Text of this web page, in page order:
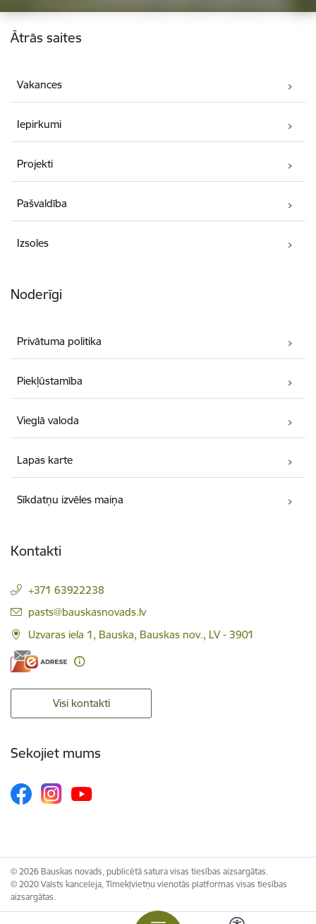
Kājene
Ātrās saites
Vakances
Iepirkumi
Projekti
Pašvaldība
Izsoles
Noderīgi
Privātuma politika
Piekļūstamība
Vieglā valoda
Lapas karte
Sīkdatņu izvēles maiņa
Kontakti
+371 63922238
E-pasts:
pasts@bauskasnovads.lv
Uzvaras iela 1, Bauska, Bauskas nov., LV - 3901
Visi kontakti
Sekojiet mums
© 2026 Bauskas novads, publicētā satura visas tiesības aizsargātas.
© 2020 Valsts kanceleja, Tīmekļvietņu vienotās platformas visas tiesības
aizsargātas.